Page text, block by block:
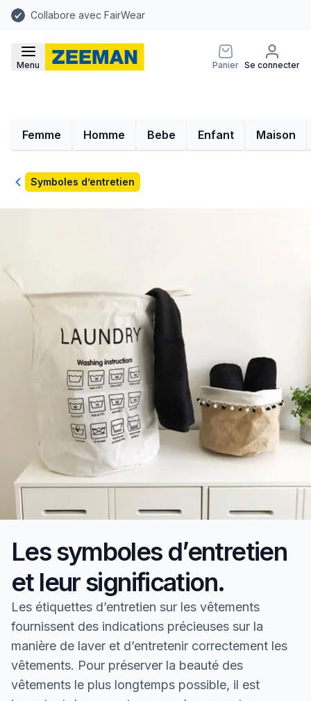
Collabore avec FairWear
Menu Panier Se connecter
Femme Homme Bebe Enfant Maison
RetourSymboles d’entretien
Les symboles d’entretien
et leur signification.
Les étiquettes d’entretien sur les vêtements
fournissent des indications précieuses sur la
manière de laver et d’entretenir correctement les
vêtements. Pour préserver la beauté des
vêtements le plus longtemps possible, il est